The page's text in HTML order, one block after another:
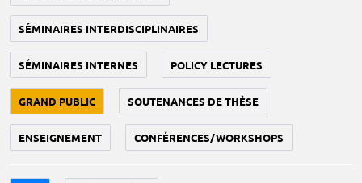
SÉMINAIRES INTERDISCIPLINAIRES
SÉMINAIRES INTERNES POLICY LECTURES
GRAND PUBLIC SOUTENANCES DE THÈSE
ENSEIGNEMENT CONFÉRENCES/WORKSHOPS